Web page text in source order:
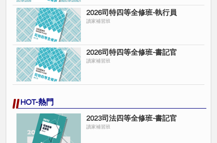
2026司特四等全修班-執行員
讀家補習班
2026司特四等全修班-書記官
讀家補習班
HOT-熱門
2023司法四等全修班-書記官
讀家補習班